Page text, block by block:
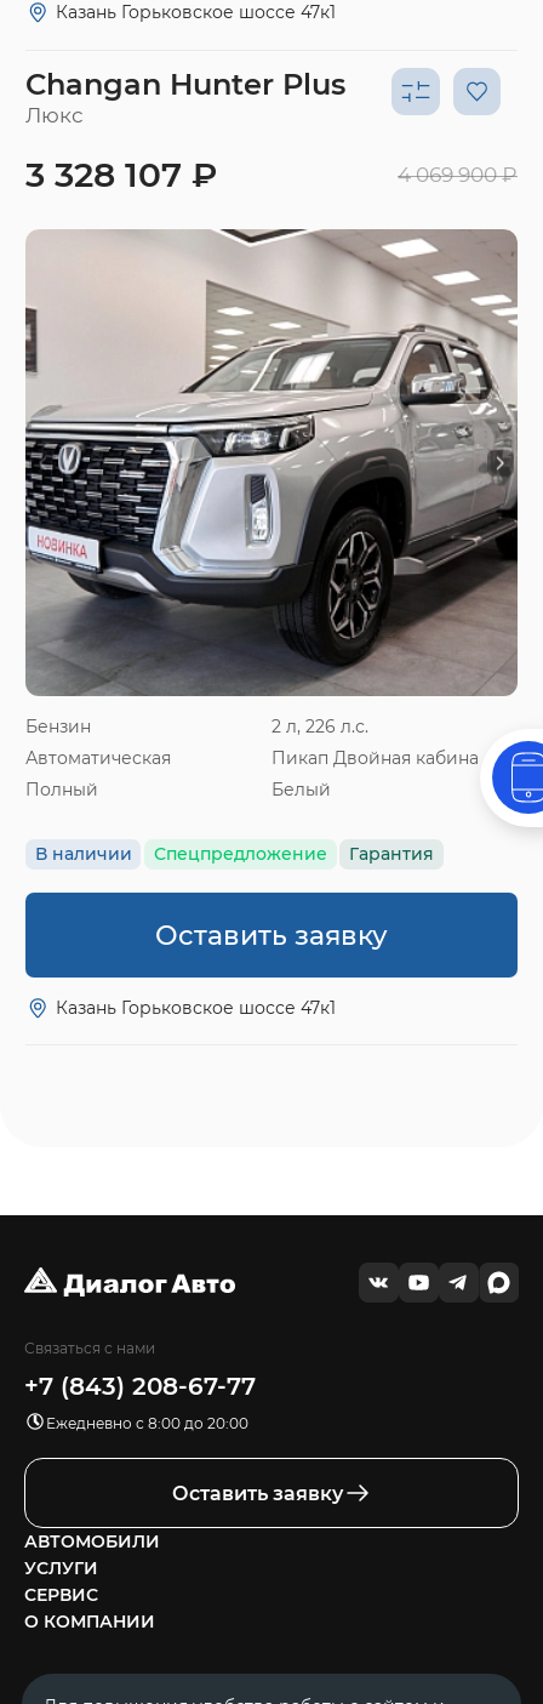
Казань Горьковское шоссе 47к1
Changan Hunter Plus
Люкс
Бензин
2 л, 226 л.с.
Автоматическая
Пикап Двойная кабина
Полный
Белый
В наличии Спецпредложение Гарантия
3 328 107 ₽ 4 069 900 ₽
Оставить заявку
Казань Горьковское шоссе 47к1
Связаться с нами
+7 (843) 208-67-77
Ежедневно с 8:00 до 20:00
Оставить заявку
АВТОМОБИЛИ
УСЛУГИ
СЕРВИС
О КОМПАНИИ